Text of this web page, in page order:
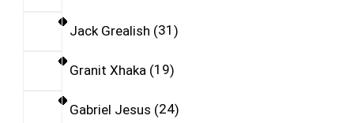
Jack Grealish 31
Granit Xhaka 19
Gabriel Jesus 24